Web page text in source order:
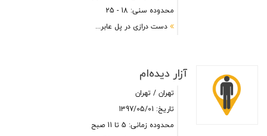
محدوده سنی: 18 - 25
دست درازی در پل عابر...
آزار دیده‌ام
تهران / تهران
تاریخ: 1397/05/01
محدوده زمانی: 5 تا 11 صبح